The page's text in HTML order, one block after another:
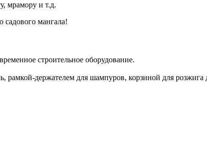
мрамору и т.д.
садового мангала!
строительное оборудование.
держателем для шампуров, корзиной для розжига